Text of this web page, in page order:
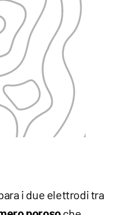
i due elettrodi tra